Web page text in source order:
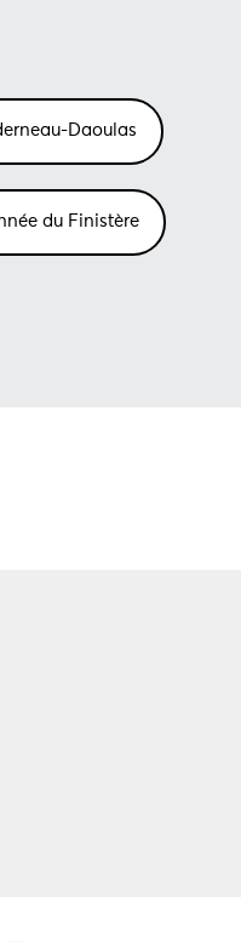
Daoulas
du Finistère